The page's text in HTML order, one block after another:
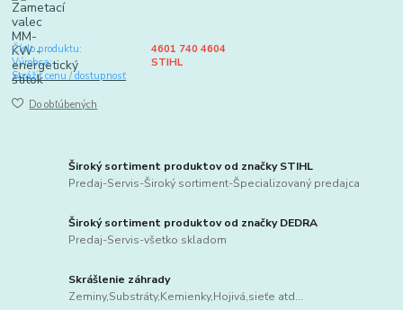
Číslo produktu:
4601 740 4604
Výrobca:
STIHL
Strážiť cenu / dostupnosť
Do obľúbených
Široký sortiment produktov od značky STIHL
Predaj-Servis-Široký sortiment-Špecializovaný predajca
Široký sortiment produktov od značky DEDRA
Predaj-Servis-všetko skladom
Skrášlenie záhrady
Zeminy,Substráty,Kemienky,Hojivá,sieťe atd...